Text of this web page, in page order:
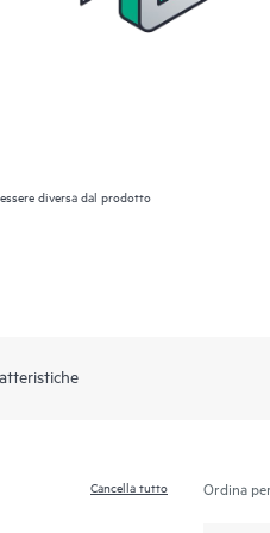
diversa dal prodotto
Cancella tutto Ordina